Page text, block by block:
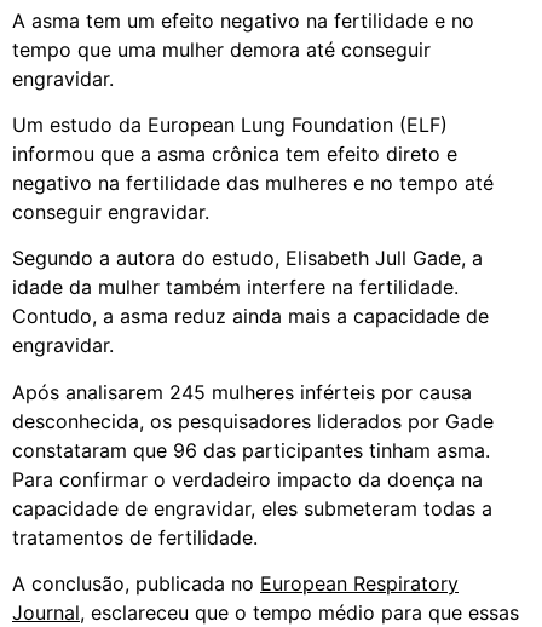
A asma tem um efeito negativo na fertilidade e no
tempo que uma mulher demora até conseguir
engravidar.
Um estudo da European Lung Foundation (ELF)
informou que a asma crônica tem efeito direto e
negativo na fertilidade das mulheres e no tempo até
conseguir engravidar.
Segundo a autora do estudo, Elisabeth Jull Gade, a
idade da mulher também interfere na fertilidade.
Contudo, a asma reduz ainda mais a capacidade de
engravidar.
Após analisarem 245 mulheres inférteis por causa
desconhecida, os pesquisadores liderados por Gade
constataram que 96 das participantes tinham asma.
Para confirmar o verdadeiro impacto da doença na
capacidade de engravidar, eles submeteram todas a
tratamentos de fertilidade.
A conclusão, publicada no European Respiratory
Journal, esclareceu que o tempo médio para que essas